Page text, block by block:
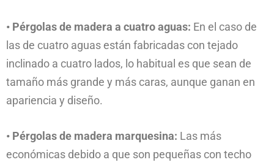
• Pérgolas de madera a cuatro aguas: En el caso de
las de cuatro aguas están fabricadas con tejado
inclinado a cuatro lados, lo habitual es que sean de
tamaño más grande y más caras, aunque ganan en
apariencia y diseño.
• Pérgolas de madera marquesina: Las más
económicas debido a que son pequeñas con techo